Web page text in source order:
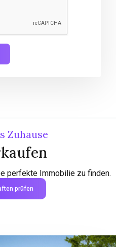
Zuhause
perfekte Immobilie zu finden.
prüfen